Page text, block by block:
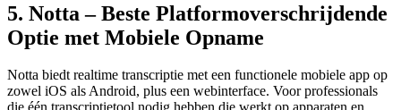
5. Notta – Beste Platformoverschrijdende
Optie met Mobiele Opname
Notta biedt realtime transcriptie met een functionele mobiele app op
zowel iOS als Android, plus een webinterface. Voor professionals